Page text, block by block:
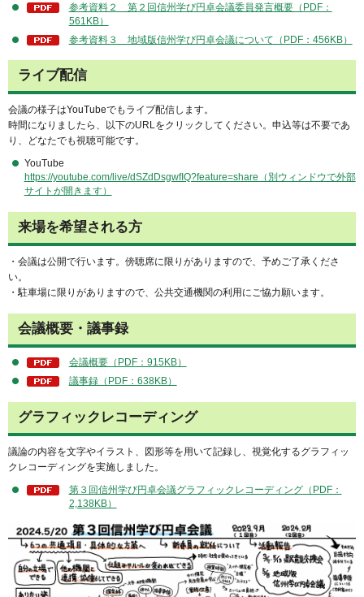
参考資料２ 第２回信州学び円卓会議委員発言概要（PDF：
561KB）
参考資料３ 地域版信州学び円卓会議について（PDF：456KB）
ライブ配信
会議の様子はYouTubeでもライブ配信します。
時間になりましたら、以下のURLをクリックしてください。申込等は不要であ
り、どなたでも視聴可能です。
YouTube
https://youtube.com/live/dSZdDsgwfIQ?feature=share（別ウィンドウで外部
サイトが開きます）
来場を希望される方
・会議は公開で行います。傍聴席に限りがありますので、予めご了承くださ
い。
・駐車場に限りがありますので、公共交通機関の利用にご協力願います。
会議概要・議事録
会議概要（PDF：915KB）
議事録（PDF：638KB）
グラフィックレコーディング
議論の内容を文字やイラスト、図形等を用いて記録し、視覚化するグラフィッ
クレコーディングを実施しました。
第３回信州学び円卓会議グラフィックレコーディング（PDF：
2,138KB）